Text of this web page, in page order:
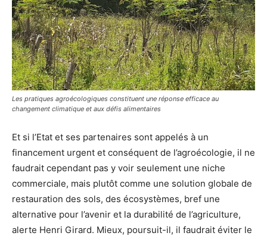
Les pratiques agroécologiques constituent une réponse efficace au
changement climatique et aux défis alimentaires
Et si l’Etat et ses partenaires sont appelés à un
financement urgent et conséquent de l’agroécologie, il ne
faudrait cependant pas y voir seulement une niche
commerciale, mais plutôt comme une solution globale de
restauration des sols, des écosystèmes, bref une
alternative pour l’avenir et la durabilité de l’agriculture,
alerte Henri Girard. Mieux, poursuit-il, il faudrait éviter le